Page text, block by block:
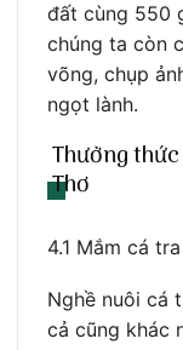
đất cùng 550
chúng ta còn
võng, chụp
ngọt lành.
Thưởng
Thơ
4.1 Mắm cá
Nghề nuôi cá
cả cũng khác